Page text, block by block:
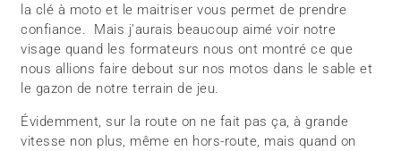
la clé à moto et le maitriser vous permet de prendre
confiance. Mais j’aurais beaucoup aimé voir notre
visage quand les formateurs nous ont montré ce que
nous allions faire debout sur nos motos dans le sable et
le gazon de notre terrain de jeu.
Évidemment, sur la route on ne fait pas ça, à grande
vitesse non plus, même en hors-route, mais quand on